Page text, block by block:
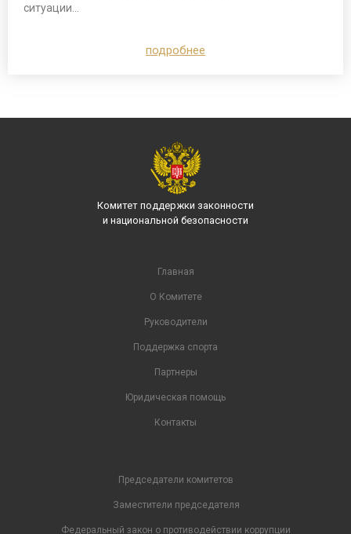
ситуации…
подробнее
Комитет поддержки законности
и национальной безопасности
Главная
О Комитете
Руководители
Поддержка спорта
Партнеры
Юридическая помощь
Контакты
Председатели комитетов
Заместители председателя
Федеральный закон о противодействии коррупции